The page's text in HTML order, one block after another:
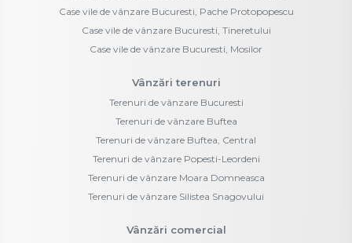
Case vile de vânzare Bucuresti, Pache Protopopescu
Case vile de vânzare Bucuresti, Tineretului
Case vile de vânzare Bucuresti, Mosilor
Vânzări terenuri
Terenuri de vânzare Bucuresti
Terenuri de vânzare Buftea
Terenuri de vânzare Buftea, Central
Terenuri de vânzare Popesti-Leordeni
Terenuri de vânzare Moara Domneasca
Terenuri de vânzare Silistea Snagovului
Vânzări comercial